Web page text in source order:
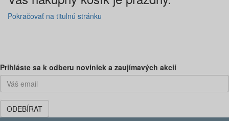
Pokračovať na titulnú stránku
Predchádzajúca
Prihláste sa k odberu noviniek a zaujímavých akcií
ODEBÍRAT